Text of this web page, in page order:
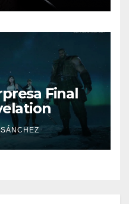
Final